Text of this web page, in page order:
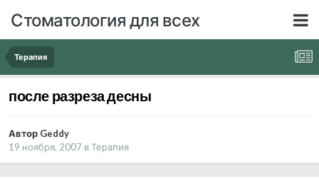
Стоматология для всех
Терапия
после разреза десны
Автор Geddy
19 ноября, 2007 вТерапия